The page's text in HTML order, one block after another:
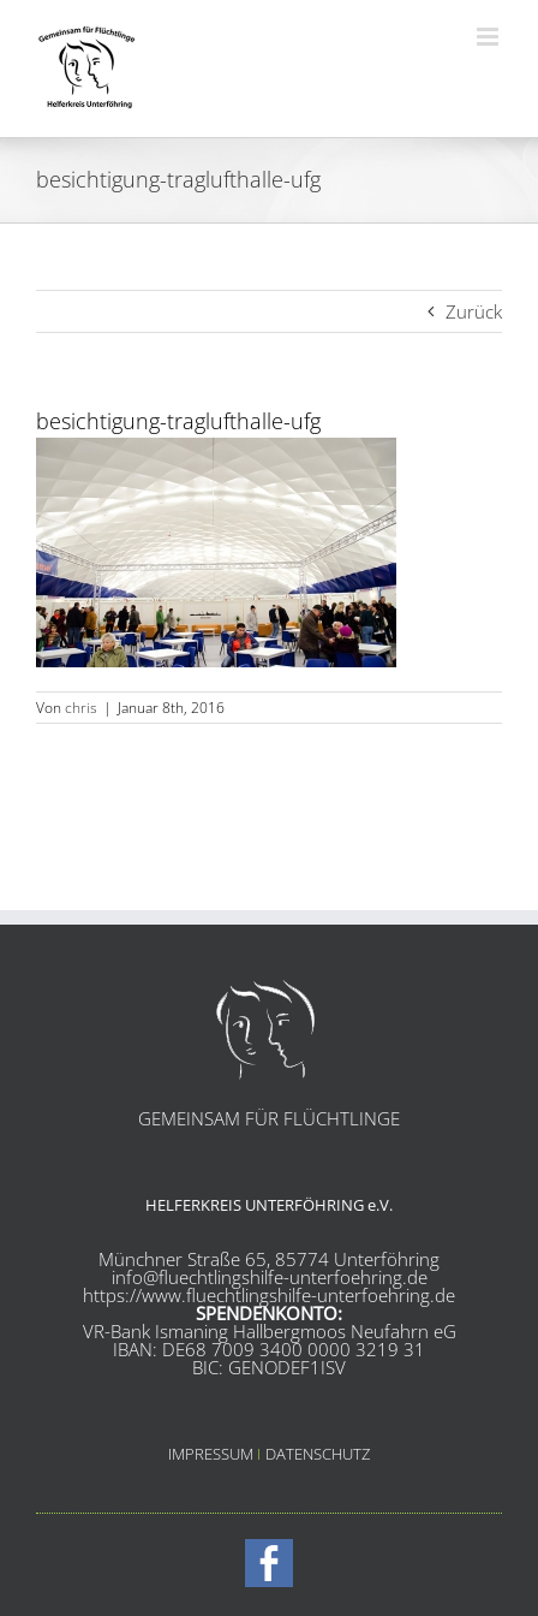
springen
besichtigung-traglufthalle-ufg
Zurück
besichtigung-traglufthalle-ufg
Von chris | Januar 8th, 2016
GEMEINSAM FÜR FLÜCHTLINGE
HELFERKREIS UNTERFÖHRING e.V.
Münchner Straße 65, 85774 Unterföhring
info@fluechtlingshilfe-unterfoehring.de
https://www.fluechtlingshilfe-unterfoehring.de
SPENDENKONTO:
VR-Bank Ismaning Hallbergmoos Neufahrn eG
IBAN: DE68 7009 3400 0000 3219 31
BIC: GENODEF1ISV
IMPRESSUM I DATENSCHUTZ